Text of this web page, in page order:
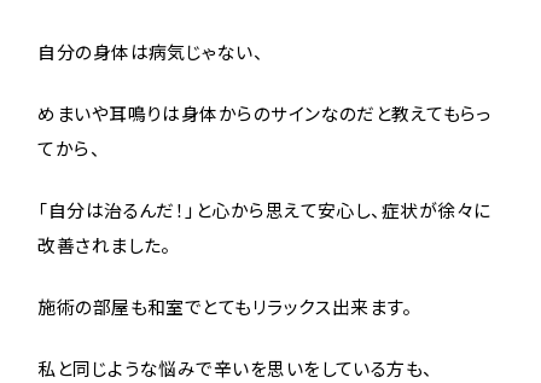
自分の身体は病気じゃない、
めまいや耳鳴りは身体からのサインなのだと教えてもらっ
てから、
「自分は治るんだ！」と心から思えて安心し、症状が徐々に
改善されました。
施術の部屋も和室でとてもリラックス出来ます。
私と同じような悩みで辛いを思いをしている方も、